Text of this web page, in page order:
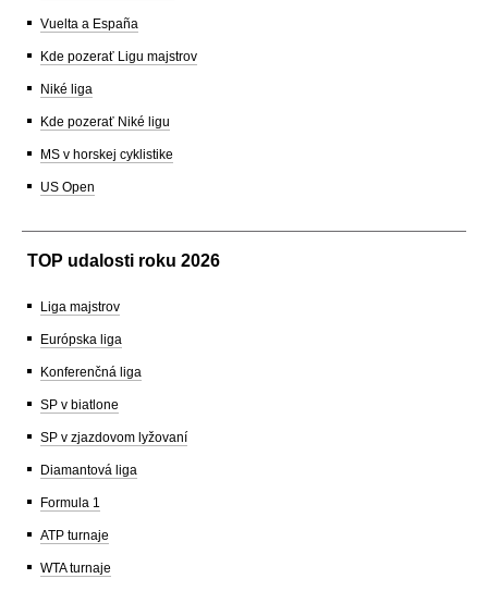
Vuelta a España
Kde pozerať Ligu majstrov
Niké liga
Kde pozerať Niké ligu
MS v horskej cyklistike
US Open
TOP udalosti roku 2026
Liga majstrov
Európska liga
Konferenčná liga
SP v biatlone
SP v zjazdovom lyžovaní
Diamantová liga
Formula 1
ATP turnaje
WTA turnaje